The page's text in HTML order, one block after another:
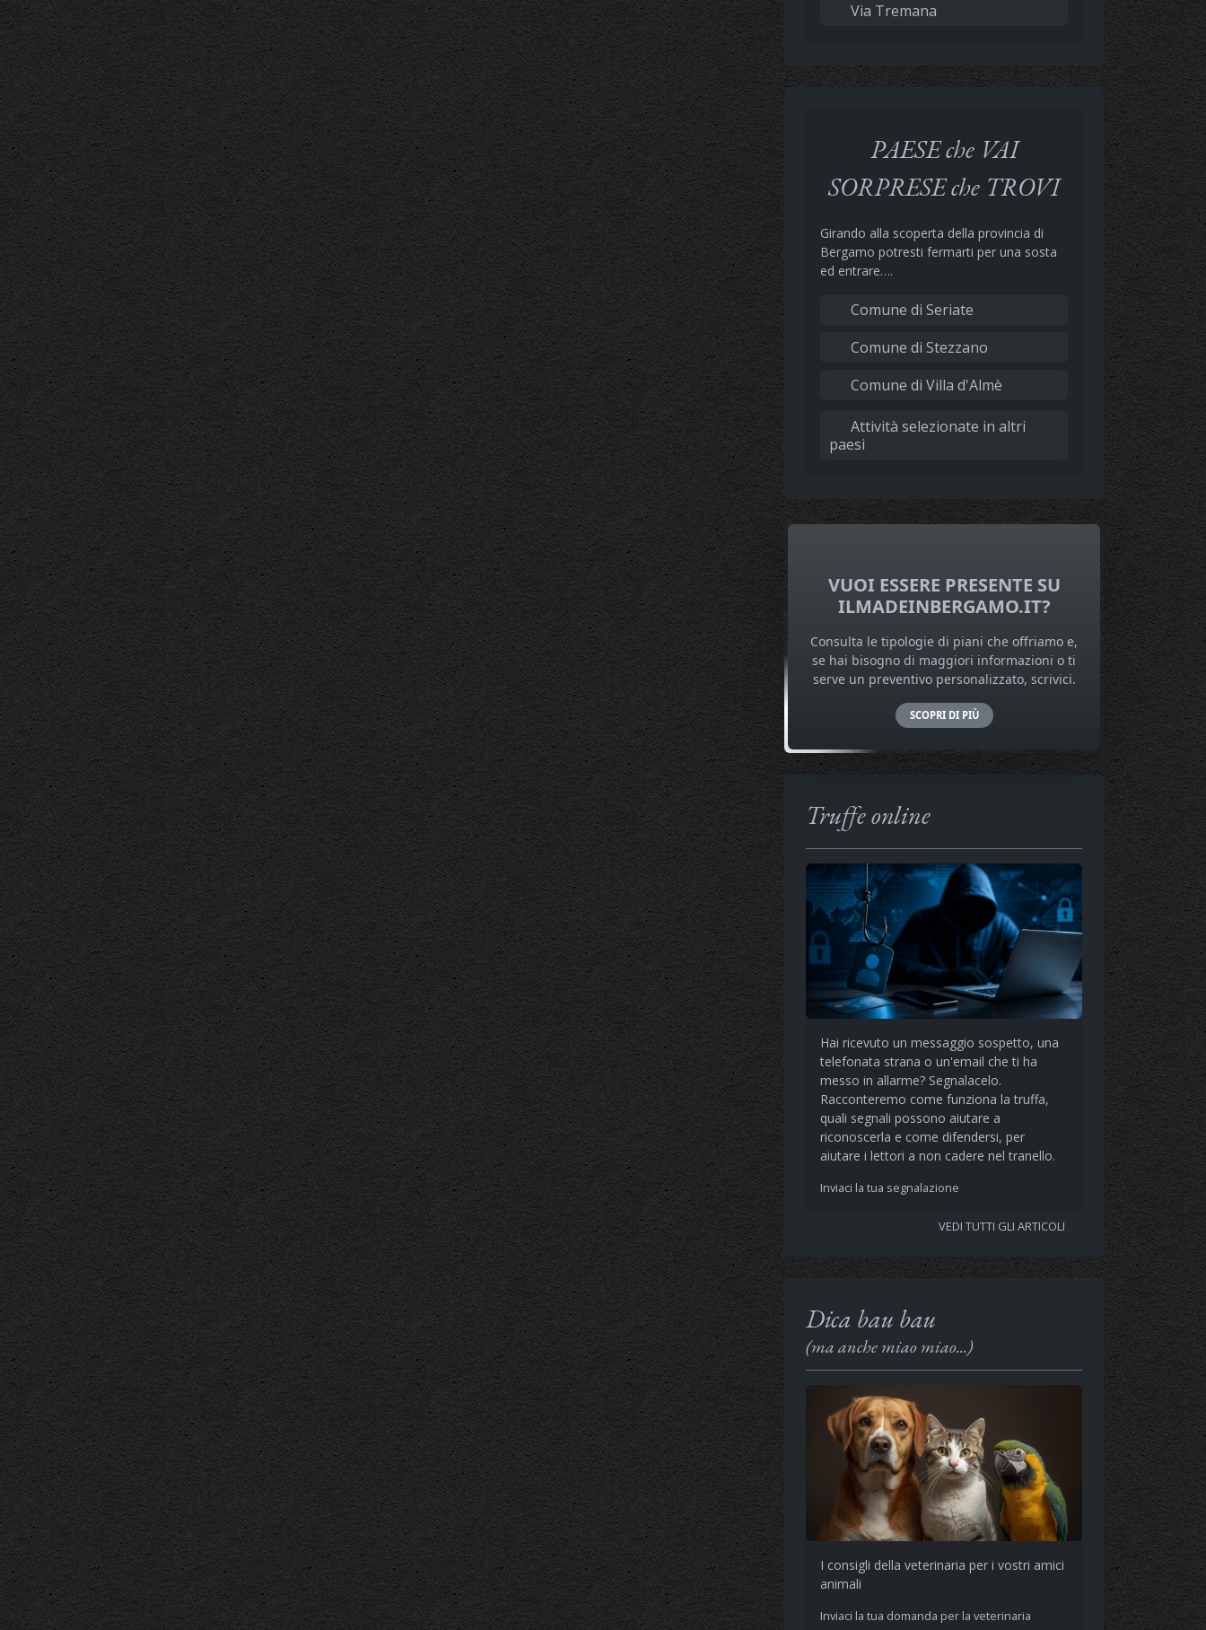
Via Tremana
PAESE che VAI
SORPRESE che TROVI
Girando alla scoperta della provincia di
Bergamo potresti fermarti per una sosta
ed entrare….
Comune di Seriate
Comune di Stezzano
Comune di Villa d'Almè
Attività selezionate in altri
paesi
VUOI ESSERE PRESENTE SU
ILMADEINBERGAMO.IT?
Consulta le tipologie di piani che offriamo e,
se hai bisogno di maggiori informazioni o ti
serve un preventivo personalizzato, scrivici.
SCOPRI DI PIÙ
Truffe online
Hai ricevuto un messaggio sospetto, una
telefonata strana o un'email che ti ha
messo in allarme? Segnalacelo.
Racconteremo come funziona la truffa,
quali segnali possono aiutare a
riconoscerla e come difendersi, per
aiutare i lettori a non cadere nel tranello.
Inviaci la tua segnalazione
VEDI TUTTI GLI ARTICOLI
Dica bau bau
(ma anche miao miao...)
I consigli della veterinaria per i vostri amici
animali
Inviaci la tua domanda per la veterinaria